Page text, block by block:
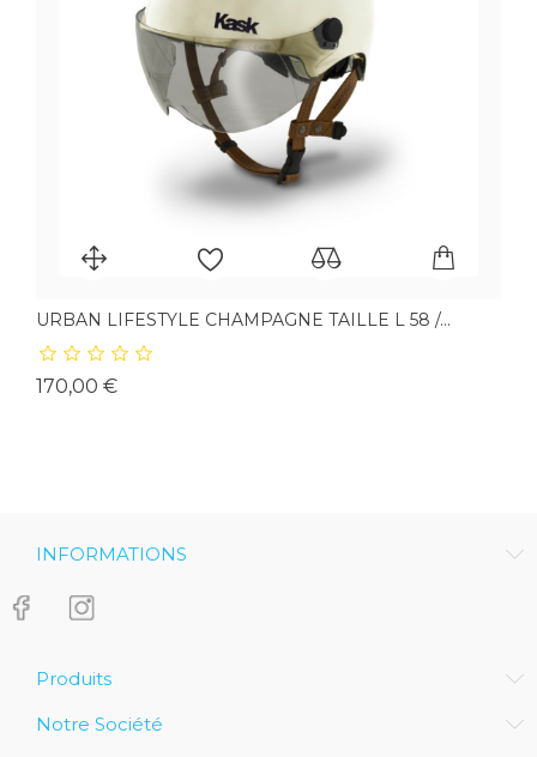
URBAN LIFESTYLE CHAMPAGNE TAILLE L 58 /...
170,00 €Prix
INFORMATIONS
Produits
Notre Société